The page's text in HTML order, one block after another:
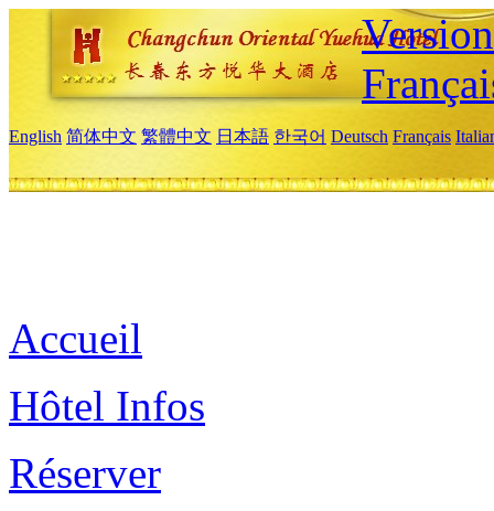
English 简体中文 繁體中文 日本語 한국어 Deutsch Français
Accueil
Hôtel Infos
Réserver